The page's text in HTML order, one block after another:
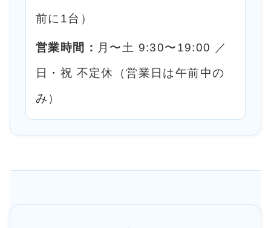
前に1台）
営業時間： 月〜土 9:30〜19:00 ／
日・祝 不定休（営業日は午前中の
み）